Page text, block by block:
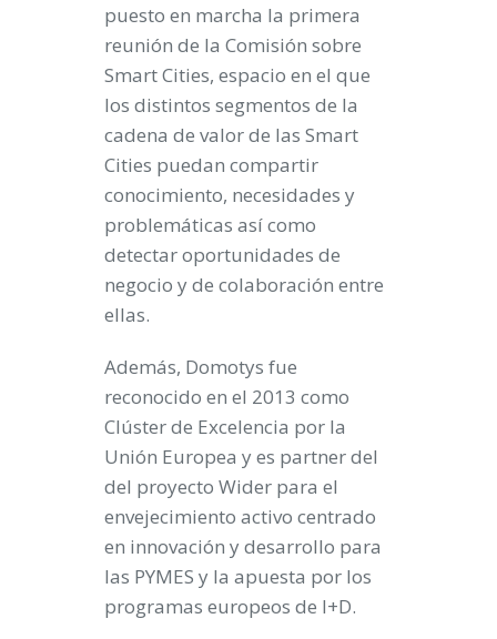
puesto en marcha la primera
reunión de la Comisión sobre
Smart Cities, espacio en el que
los distintos segmentos de la
cadena de valor de las Smart
Cities puedan compartir
conocimiento, necesidades y
problemáticas así como
detectar oportunidades de
negocio y de colaboración entre
ellas.
Además, Domotys fue
reconocido en el 2013 como
Clúster de Excelencia por la
Unión Europea y es partner del
del proyecto Wider para el
envejecimiento activo centrado
en innovación y desarrollo para
las PYMES y la apuesta por los
programas europeos de I+D.